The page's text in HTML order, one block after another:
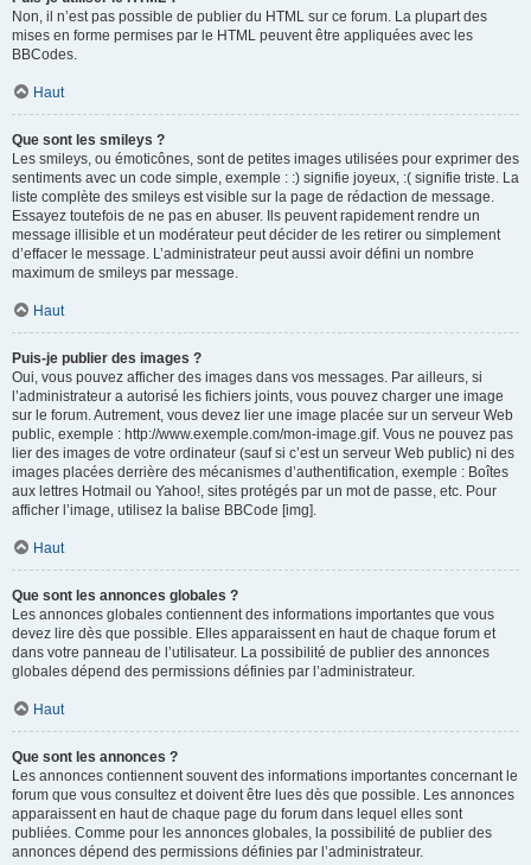
Non, il n’est pas possible de publier du HTML sur ce forum. La plupart des
mises en forme permises par le HTML peuvent être appliquées avec les
BBCodes.
Haut
Que sont les smileys ?
Les smileys, ou émoticônes, sont de petites images utilisées pour exprimer des
sentiments avec un code simple, exemple : :) signifie joyeux, :( signifie triste. La
liste complète des smileys est visible sur la page de rédaction de message.
Essayez toutefois de ne pas en abuser. Ils peuvent rapidement rendre un
message illisible et un modérateur peut décider de les retirer ou simplement
d’effacer le message. L’administrateur peut aussi avoir défini un nombre
maximum de smileys par message.
Haut
Puis-je publier des images ?
Oui, vous pouvez afficher des images dans vos messages. Par ailleurs, si
l’administrateur a autorisé les fichiers joints, vous pouvez charger une image
sur le forum. Autrement, vous devez lier une image placée sur un serveur Web
public, exemple : http://www.exemple.com/mon-image.gif. Vous ne pouvez pas
lier des images de votre ordinateur (sauf si c’est un serveur Web public) ni des
images placées derrière des mécanismes d’authentification, exemple : Boîtes
aux lettres Hotmail ou Yahoo!, sites protégés par un mot de passe, etc. Pour
afficher l’image, utilisez la balise BBCode [img].
Haut
Que sont les annonces globales ?
Les annonces globales contiennent des informations importantes que vous
devez lire dès que possible. Elles apparaissent en haut de chaque forum et
dans votre panneau de l’utilisateur. La possibilité de publier des annonces
globales dépend des permissions définies par l’administrateur.
Haut
Que sont les annonces ?
Les annonces contiennent souvent des informations importantes concernant le
forum que vous consultez et doivent être lues dès que possible. Les annonces
apparaissent en haut de chaque page du forum dans lequel elles sont
publiées. Comme pour les annonces globales, la possibilité de publier des
annonces dépend des permissions définies par l’administrateur.